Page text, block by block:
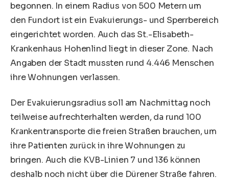
begonnen. In einem Radius von 500 Metern um
den Fundort ist ein Evakuierungs- und Sperrbereich
eingerichtet worden. Auch das St.-Elisabeth-
Krankenhaus Hohenlind liegt in dieser Zone. Nach
Angaben der Stadt mussten rund 4.446 Menschen
ihre Wohnungen verlassen.
Der Evakuierungsradius soll am Nachmittag noch
teilweise aufrechterhalten werden, da rund 100
Krankentransporte die freien Straßen brauchen, um
ihre Patienten zurück in ihre Wohnungen zu
bringen. Auch die KVB-Linien 7 und 136 können
deshalb noch nicht über die Dürener Straße fahren.